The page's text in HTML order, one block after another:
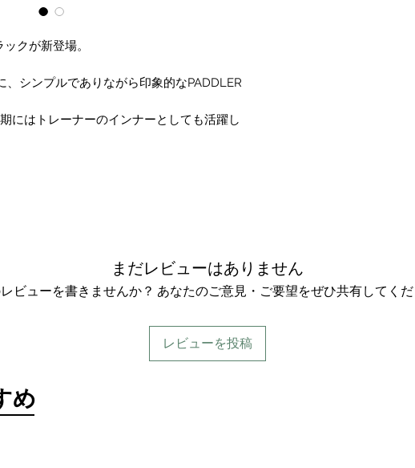
クが新登場。
、シンプルでありながら印象的なPADDLER
にはトレーナーのインナーとしても活躍し
まだレビューはありません
ビューを書きませんか？ あなたのご意見・ご要望をぜひ共有してく
レビューを投稿
め